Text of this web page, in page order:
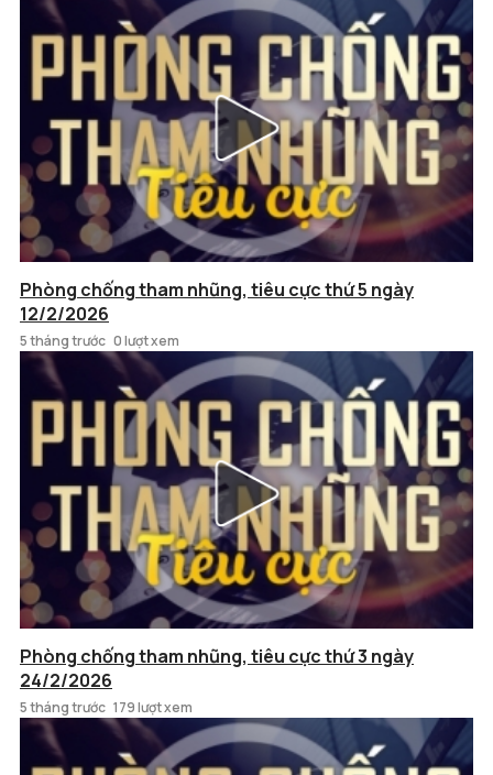
Phòng chống tham nhũng, tiêu cực thứ 5 ngày
12/2/2026
5 tháng trước 0 lượt xem
Phòng chống tham nhũng, tiêu cực thứ 3 ngày
24/2/2026
5 tháng trước 179 lượt xem